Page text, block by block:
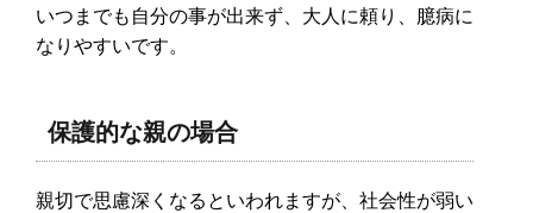
いつまでも自分の事が出来ず、大人に頼り、臆病に
なりやすいです。
保護的な親の場合
親切で思慮深くなるといわれますが、社会性が弱い